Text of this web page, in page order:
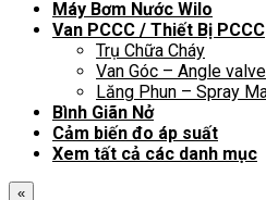
Máy Bơm Nước Wilo
Van PCCC / Thiết Bị PCCC
Trụ Chữa Cháy
Van Góc – Angle valve
Lăng Phun – Spray
Bình Giãn Nở
Cảm biến đo áp suất
Xem tất cả các danh mục
«